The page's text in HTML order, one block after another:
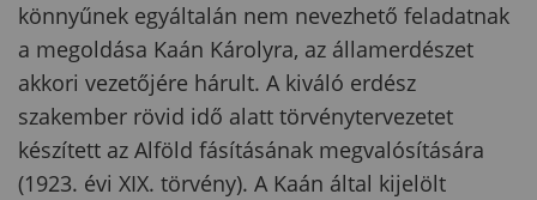
könnyűnek egyáltalán nem nevezhető feladatnak
a megoldása Kaán Károlyra, az államerdészet
akkori vezetőjére hárult. A kiváló erdész
szakember rövid idő alatt törvénytervezetet
készített az Alföld fásításának megvalósítására
(1923. évi XIX. törvény). A Kaán által kijelölt